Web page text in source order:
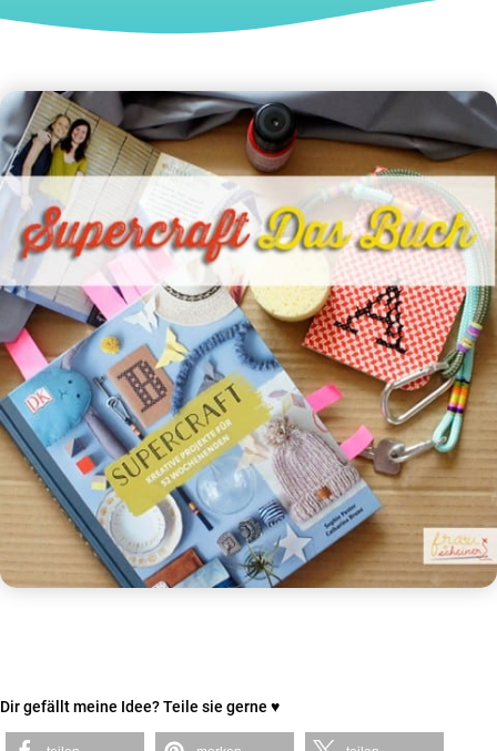
Dir gefällt meine Idee? Teile sie gerne ♥